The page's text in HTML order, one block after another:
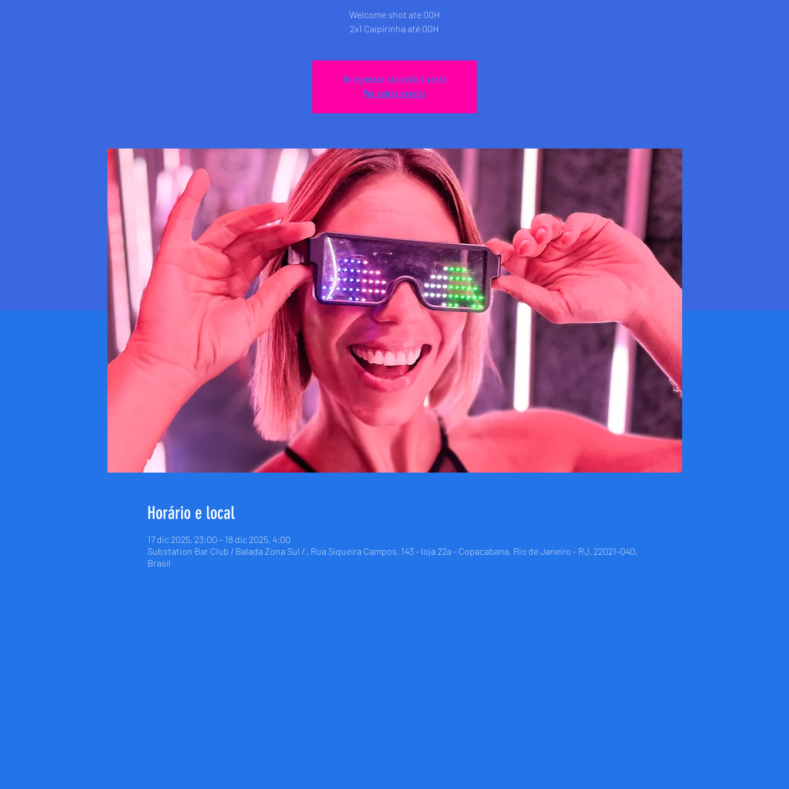
Welcome shot ate 00H
2x1 Caipirinha até 00H
Os ingressos não estão à venda
Ver outros eventos
Horário e local
17 dic 2025, 23:00 – 18 dic 2025, 4:00
Substation Bar Club / Balada Zona Sul / , Rua Siqueira Campos, 143 - loja 22a - Copacabana, Rio de Janeiro - RJ, 22021-040,
Brasil